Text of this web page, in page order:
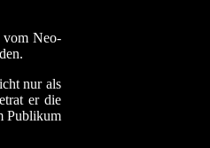
vom Neo-
nur als
er die
Publikum